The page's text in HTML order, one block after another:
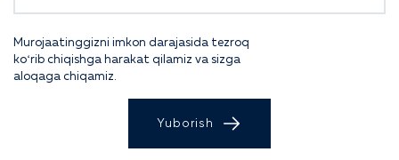
Murojaatinggizni imkon darajasida tezroq
koʻrib chiqishga harakat qilamiz va sizga
aloqaga chiqamiz.
Yuborish